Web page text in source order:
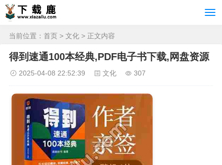
当前位置： 首页 > 文化 > 正文内容
得到速通100本经典,PDF电子书下载,网盘资源
2025-04-08 22:52:39 文化 307